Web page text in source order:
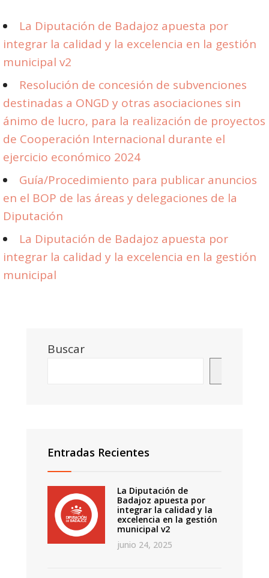
La Diputación de Badajoz apuesta por
integrar la calidad y la excelencia en la gestión
municipal v2
Resolución de concesión de subvenciones
destinadas a ONGD y otras asociaciones sin
ánimo de lucro, para la realización de proyectos
de Cooperación Internacional durante el
ejercicio económico 2024
Guía/Procedimiento para publicar anuncios
en el BOP de las áreas y delegaciones de la
Diputación
La Diputación de Badajoz apuesta por
integrar la calidad y la excelencia en la gestión
municipal
Buscar
Entradas Recientes
La Diputación de
Badajoz apuesta por
integrar la calidad y la
excelencia en la gestión
municipal v2
junio 24, 2025